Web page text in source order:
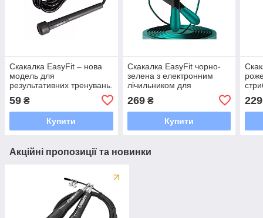
Скакалка EasyFit – нова
модель для
результативних тренувань.
59 ₴
Купити
Скакалка EasyFit чорно-
зелена з електронним
лічильником для
269₴
Купити
229
Акційні пропозиції та новинки